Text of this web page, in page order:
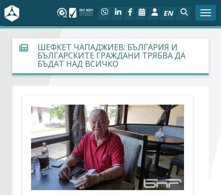
EN
За БСК
На фокус
Социален диалог
Дейности
Арбитражен съд
ШЕФКЕТ ЧАПАДЖИЕВ: БЪЛГАРИЯ И
БЪЛГАРСКИТЕ ГРАЖДАНИ ТРЯБВА ДА
БЪДАТ НАД ВСИЧКО